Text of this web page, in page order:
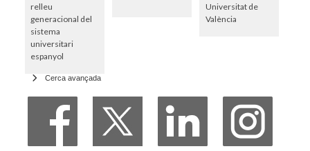
relleu
generacional del
sistema
universitari
espanyol
Universitat de
València
Cerca avançada